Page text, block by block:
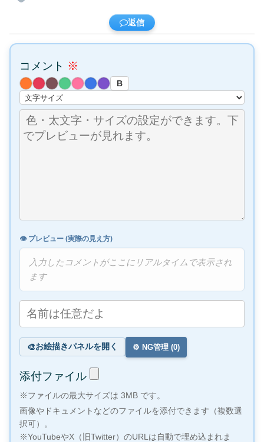
返信
コメント ※
B
👁️ プレビュー (実際の見え方)
入力したコメントがここにリアルタイムで表示され
ます
🎨お絵描きパネルを開く ⚙️ NG管理 (0)
添付ファイル
※ファイルの最大サイズは 3MB です。
画像やドキュメントなどのファイルを添付できます（複数選
択可）。
※YouTubeやX（旧Twitter）のURLは自動で埋め込まれま